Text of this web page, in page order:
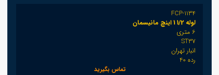
FCP-1134
لوله 1/2 1 اینچ مانیسمان
6 متری
ST37
انبار تهران
رده 40
تماس بگیرید